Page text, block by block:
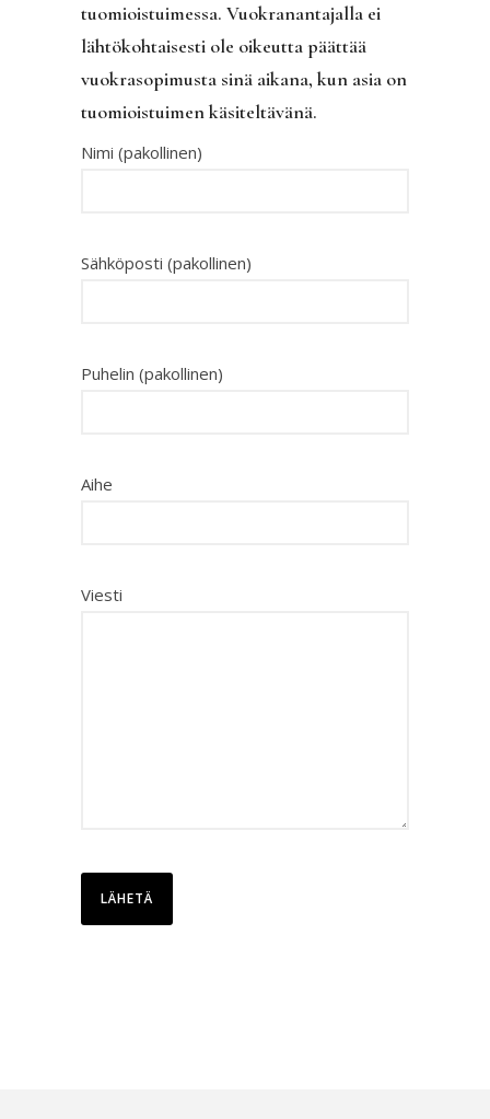
tuomioistuimessa. Vuokranantajalla ei
lähtökohtaisesti ole oikeutta päättää
vuokrasopimusta sinä aikana, kun asia on
tuomioistuimen käsiteltävänä.
Nimi (pakollinen)
Sähköposti (pakollinen)
Puhelin (pakollinen)
Aihe
Viesti